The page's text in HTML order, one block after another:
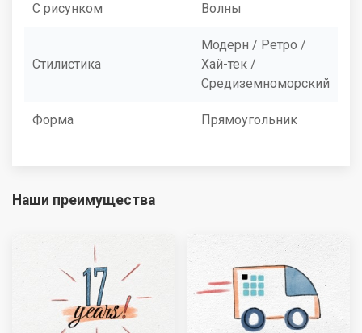
С рисунком Волны
Стилистика
Модерн / Ретро /
Хай-тек /
Средиземноморский
Форма Прямоугольник
Наши преимущества